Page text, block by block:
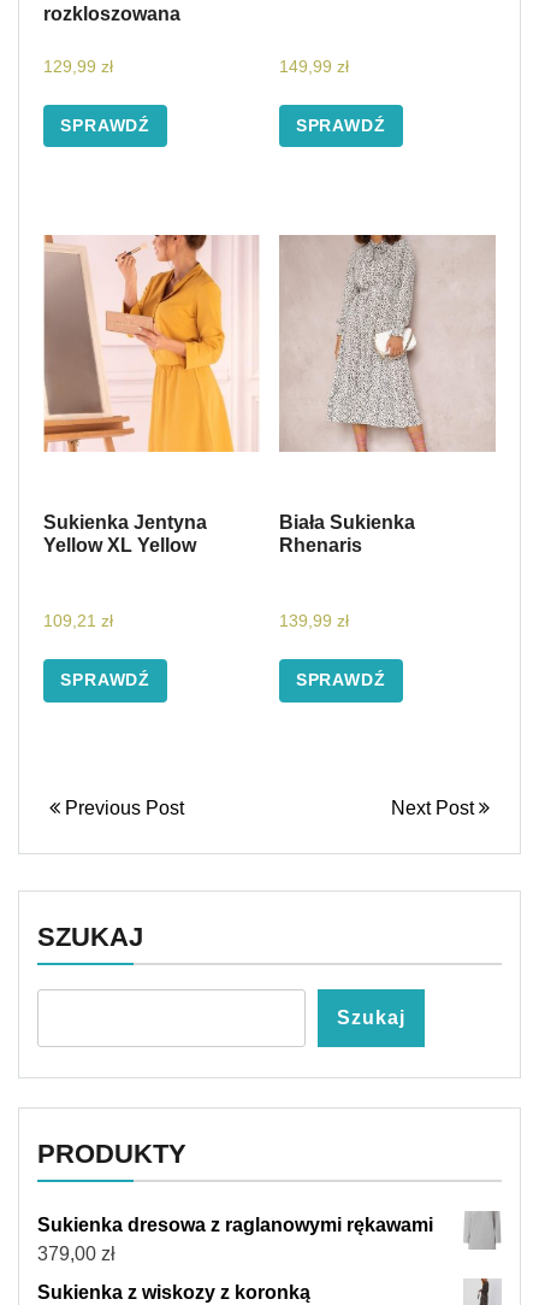
rozkloszowana
129,99 zł
SPRAWDŹ
149,99 zł
SPRAWDŹ
Sukienka Jentyna
Yellow XL Yellow
109,21 zł
SPRAWDŹ
Biała Sukienka
Rhenaris
139,99 zł
SPRAWDŹ
Previous Post Next Post
SZUKAJ
Szukaj
PRODUKTY
Sukienka dresowa z raglanowymi rękawami
379,00 zł
Sukienka z wiskozy z koronką